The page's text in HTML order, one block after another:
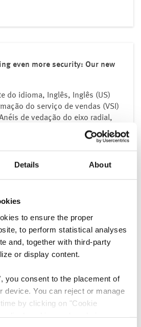
Details About
to ensure the proper
to perform statistical analyses
and, together with third-party
or display content.
, you consent to the placement of
device. You can reject or manage
by clicking on "Cookie
even more security: Our new
do idioma, Inglês, Inglês (US)
do serviço de vendas (VSI)
de vedação do eixo radial,
de juntas, Jogos de juntas,
válvulas, Juntas do cabeçote,
vedantes, Materiais de
cabeçote, Peças normalizadas,
[pdf]
(BR), Português
do serviço de vendas (VSI)
de vedação do eixo radial,